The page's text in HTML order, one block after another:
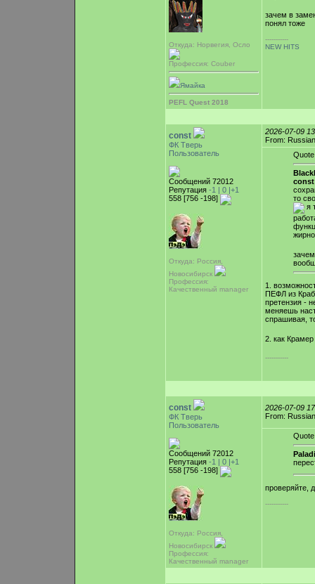
Откуда: Норвегия, Осло
Профессия: Couber
Ямайка
PEFL Quest 2018
зачем в
понял тоже
-----------
NEW HITS
const
ФК Тверь
Пользователь
Сообщений 72012
Репутация -1 | 0 |+1
558 [756 -198]
Откуда: Россия,
Новосибирск
Профессия:
Качественный manager
2026-07-09
From:
Quote
const
то
я
1.
ПЕФЛ из
претензия -
меняешь
спрашивая,
2. как
-----------
const
ФК Тверь
Пользователь
Сообщений 72012
Репутация -1 | 0 |+1
558 [756 -198]
Откуда: Россия,
Новосибирск
Профессия:
Качественный manager
2026-07-09
From:
Quote
проверяйте,
-----------